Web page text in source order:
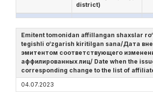
district)
Emitent tomonidan affillangan shaxslar
tegishli o‘zgarish kiritilgan sana/Дата
эмитентом соответствующего
аффилированных лиц/ Date when the
corresponding change to the list of
04.07.2023